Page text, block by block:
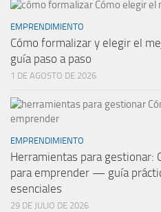
EMPRENDIMIENTO
Cómo formalizar y elegir el
guía paso a paso
1 DE AGOSTO DE 2026
EMPRENDIMIENTO
Herramientas para gestionar:
para emprender — guía
esenciales
29 DE JULIO DE 2026